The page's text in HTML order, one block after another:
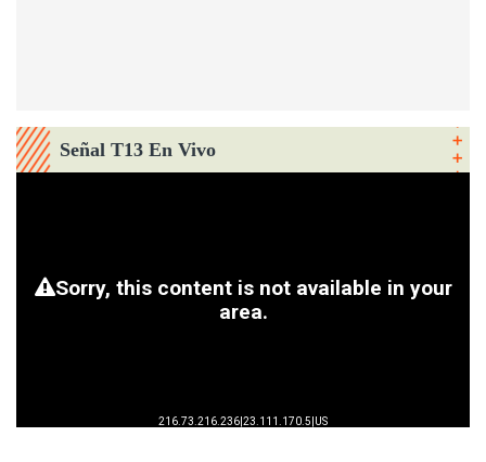
Señal T13 En Vivo